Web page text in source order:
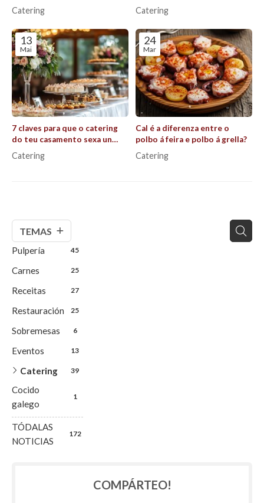
TEMAS
TÓDALAS
NOTICIAS
172
Pulpería 45
Carnes 25
Receitas 27
Restauración 25
Sobremesas 6
Eventos 13
Catering 39
Cocido
galego
1
alma da celebración?
Catering
todo saia perfecto ao aire
libre
Catering
13
Mai
7 claves para que o catering
do teu casamento sexa un
éxito que recorden todos os
invitados
Catering
24
Mar
Cal é a diferenza entre o
polbo á feira e polbo á grella?
Catering
COMPÁRTEO!